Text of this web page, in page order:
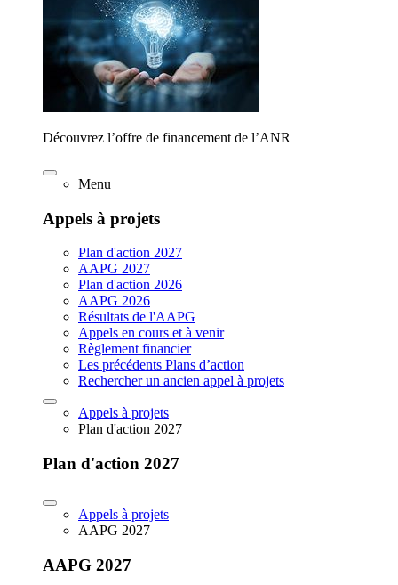
Découvrez l’offre de financement de l’ANR
Menu
Appels à projets
Plan d'action 2027
AAPG 2027
Plan d'action 2026
AAPG 2026
Résultats de l'AAPG
Appels en cours et à venir
Règlement financier
Les précédents Plans d’action
Rechercher un ancien appel à projets
Appels à projets
Plan d'action 2027
Plan d'action 2027
Appels à projets
AAPG 2027
AAPG 2027